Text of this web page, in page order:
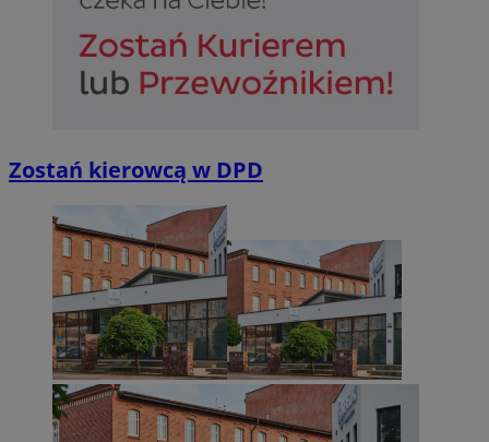
Zostań kierowcą w DPD
Niesklasyfikowane
Niezbędne Wydajność
Niezbędne pliki cookie umożliwiają korzystanie z podstawowych
takich jak logowanie użytkownika i zarządzanie kontem. Bez
można prawidłowo korzystać ze strony internetowej.
Nazwa
Provider/
Domena
SessID
sosnowiecki.pl
QeSessID sosnowiecki.pl